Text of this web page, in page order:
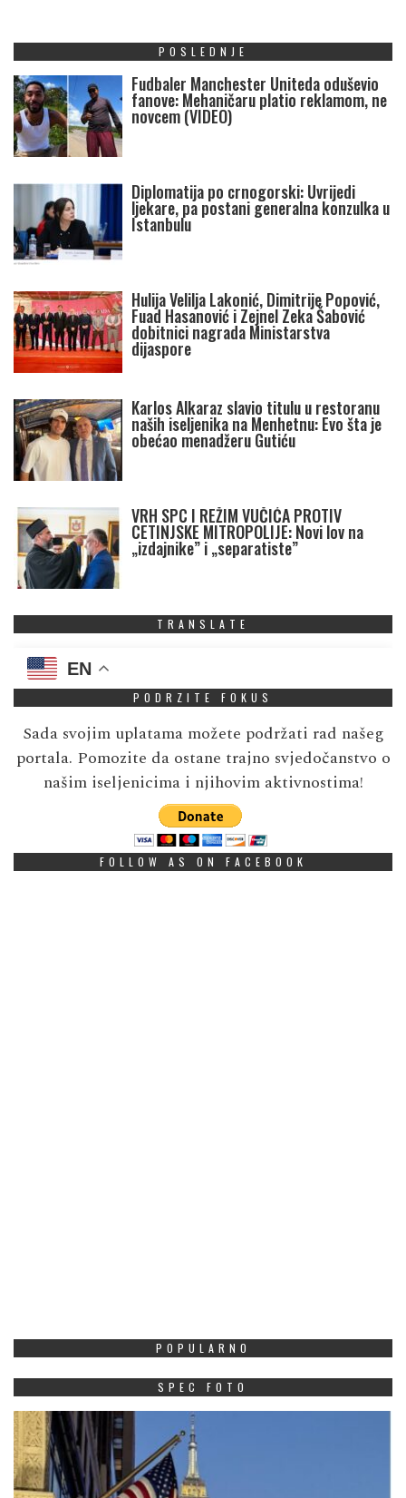
POSLEDNJE
Fudbaler Manchester Uniteda oduševio
fanove: Mehaničaru platio reklamom, ne
novcem (VIDEO)
Diplomatija po crnogorski: Uvrijedi
ljekare, pa postani generalna konzulka u
Istanbulu
Hulija Velilja Lakonić, Dimitrije Popović,
Fuad Hasanović i Zejnel Zeka Šabović
dobitnici nagrada Ministarstva
dijaspore
Karlos Alkaraz slavio titulu u restoranu
naših iseljenika na Menhetnu: Evo šta je
obećao menadžeru Gutiću
VRH SPC I REŽIM VUČIĆA PROTIV
CETINJSKE MITROPOLIJE: Novi lov na
„izdajnike” i „separatiste”
TRANSLATE
EN
PODRZITE FOKUS
Sada svojim uplatama možete podržati rad našeg
portala. Pomozite da ostane trajno svjedočanstvo o
našim iseljenicima i njihovim aktivnostima!
FOLLOW AS ON FACEBOOK
POPULARNO
SPEC FOTO